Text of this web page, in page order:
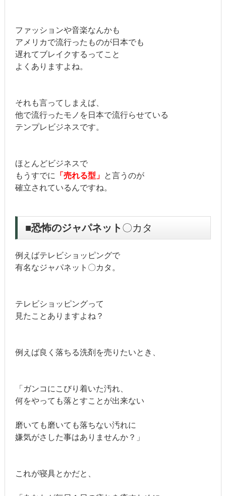
ファッションや音楽なんかも
アメリカで流行ったものが日本でも
遅れてブレイクするってこと
よくありますよね。
それも言ってしまえば、
他で流行ったモノを日本で流行らせている
テンプレビジネスです。
ほとんどビジネスで
もうすでに
「売れる型」 と言うのが
確立されているんですね。
■恐怖のジャパネット〇カタ
例えばテレビショッピングで
有名なジャパネット〇カタ。
テレビショッピングって
見たことありますよね？
例えば良く落ちる洗剤を売りたいとき、
「ガンコにこびり着いた汚れ、
何をやっても落とすことが出来ない
磨いても磨いても落ちない汚れに
嫌気がさした事はありませんか？」
これが寝具とかだと、